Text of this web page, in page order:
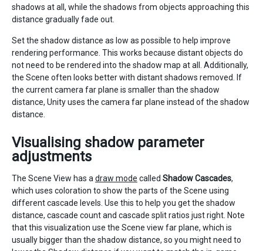
shadows at all, while the shadows from objects approaching this
distance gradually fade out.
Set the shadow distance as low as possible to help improve
rendering performance. This works because distant objects do
not need to be rendered into the shadow map at all. Additionally,
the Scene often looks better with distant shadows removed. If
the current camera far plane is smaller than the shadow
distance, Unity uses the camera far plane instead of the shadow
distance.
Visualising shadow parameter
adjustments
The Scene View has a draw mode called Shadow Cascades,
which uses coloration to show the parts of the Scene using
different cascade levels. Use this to help you get the shadow
distance, cascade count and cascade split ratios just right. Note
that this visualization use the Scene view far plane, which is
usually bigger than the shadow distance, so you might need to